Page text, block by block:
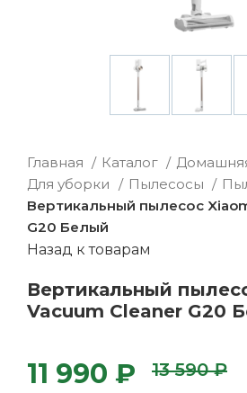
Главная Каталог
Для уборки
Пылесосы
Вертикальный пылесос
G20 Белый
Назад к товарам
Вертикальный
Vacuum Cleaner G20
11 990 ₽ 13 590 ₽